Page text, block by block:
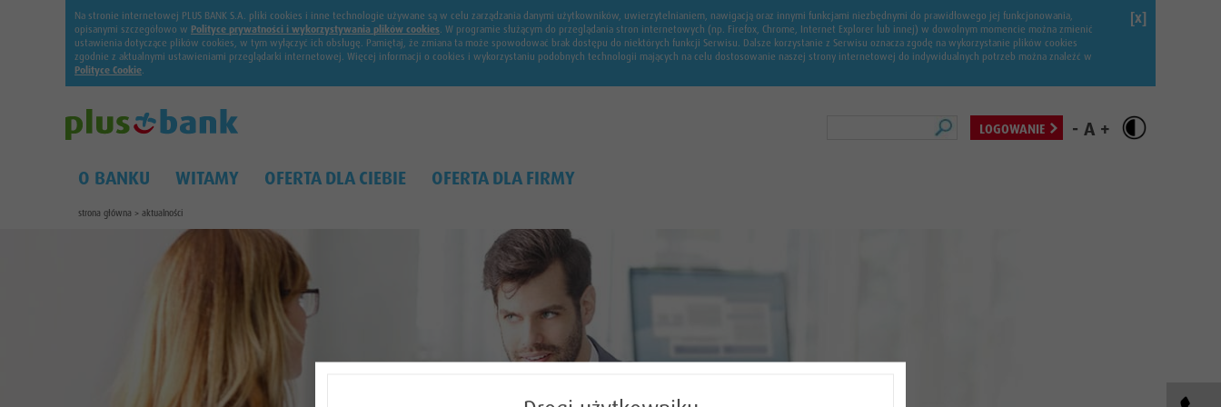
Na stronie internetowej PLUS BANK S.A. pliki cookies i inne technologie używane są w celu zarządzania danymi użytkowników, uwierzytelnianiem, nawigacją oraz innymi funkcjami niezbędnymi do prawidłowego jej funkcjonowania,
opisanymi szczegółowo w Polityce prywatności i wykorzystywania plików cookies. W programie służącym do przeglądania stron internetowych (np. Firefox, Chrome, Internet Explorer lub innej) w dowolnym momencie można zmienić
ustawienia dotyczące plików cookies, w tym wyłączyć ich obsługę. Pamiętaj, że zmiana ta może spowodować brak dostępu do niektórych funkcji Serwisu. Dalsze korzystanie z Serwisu oznacza zgodę na wykorzystanie plików cookies
zgodnie z aktualnymi ustawieniami przeglądarki internetowej. Więcej informacji o cookies i wykorzystaniu podobnych technologii mających na celu dostosowanie naszej strony internetowej do indywidualnych potrzeb można znaleźć w
Polityce Cookie.
[x]
+
A
-
LOGOWANIE
O BANKU WITAMY OFERTA DLA CIEBIE OFERTA DLA FIRMY
strona główna > aktualności